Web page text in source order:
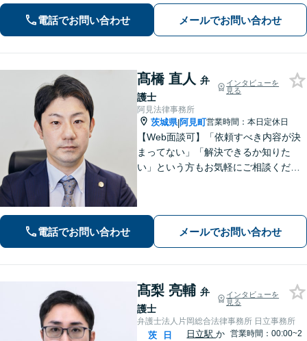
りお話しをお聞かせください。【🔹刑
事事件🔹不動産（建物明渡）🔹交通事
故🔹離婚浮気🔹遺産相続等】
電話でお問い合わせ メールでお問い合わせ
髙橋 直人 弁
護士
インタビューを
見る
阿見法律事務所
茨城県|阿見町営業時間：本日定休日
【Web面談可】「依頼すべき内容が決
まってない」「解決できるか知りた
い」という方もお気軽にご相談くださ
電話でお問い合わせ メールでお問い合わせ
髙梨 亮輔 弁
護士
インタビューを
見る
弁護士法人片岡総合法律事務所 日立事務所
茨
日
日立駅か 営業時間：00:00~2